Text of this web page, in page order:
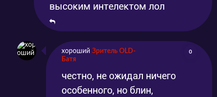
высоким интелектом лол
хороший Зритель OLD-
Батя
0
честно, не ожидал ничего
особенного, но блин,